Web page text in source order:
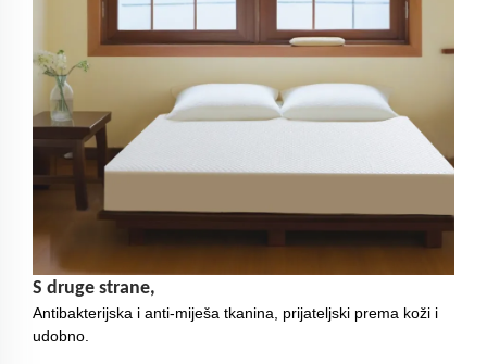
S druge strane,
Antibakterijska i anti-miješa tkanina, prijateljski prema koži i
udobno.